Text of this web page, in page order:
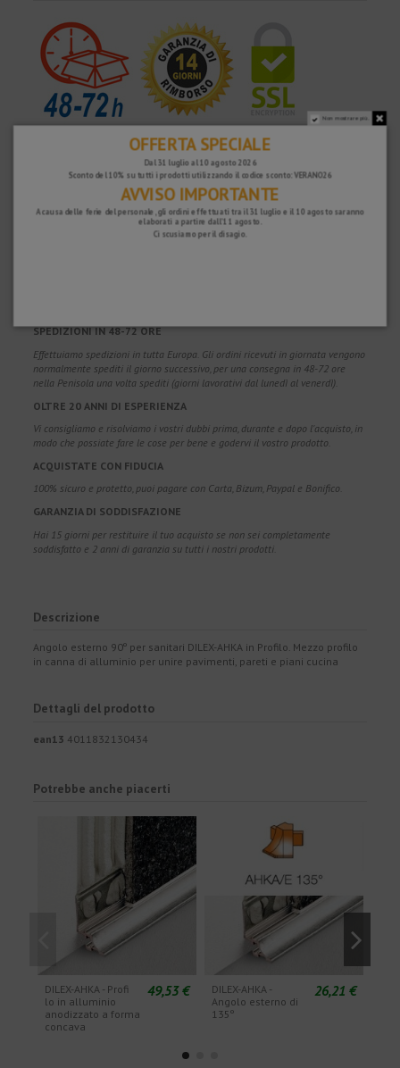
SPEDIZIONI IN 48-72 ORE
Effettuiamo spedizioni in tutta Europa. Gli ordini ricevuti in giornata vengono
normalmente spediti il giorno successivo, per una consegna in 48-72 ore
nella Penisola una volta spediti (giorni lavorativi dal lunedì al venerdì).
OLTRE 20 ANNI DI ESPERIENZA
Vi consigliamo e risolviamo i vostri dubbi prima, durante e dopo l'acquisto, in
modo che possiate fare le cose per bene e godervi il vostro prodotto.
ACQUISTATE CON FIDUCIA
100% sicuro e protetto, puoi pagare con Carta, Bizum, Paypal e Bonifico.
GARANZIA DI SODDISFAZIONE
Hai 15 giorni per restituire il tuo acquisto se non sei completamente
soddisfatto e 2 anni di garanzia su tutti i nostri prodotti.
Descrizione
Angolo esterno 90º per sanitari DILEX-AHKA in Profilo. Mezzo profilo
in canna di alluminio per unire pavimenti, pareti e piani cucina
Dettagli del prodotto
ean13 4011832130434
Potrebbe anche piacerti
DILEX-AHKA - Profi
lo in alluminio
anodizzato a forma
concava
49,53 €
DILEX-AHKA -
Angolo esterno di
135º
26,21 €
Non mostrare più.
OFFERTA SPECIALE
Dal 31 luglio al 10 agosto 2026
Sconto del 10% su tutti i prodotti utilizzando il codice sconto: VERANO26
AVVISO IMPORTANTE
A causa delle ferie del personale, gli ordini effettuati tra il 31 luglio e il 10 agosto saranno
elaborati a partire dall'11 agosto.
Ci scusiamo per il disagio.